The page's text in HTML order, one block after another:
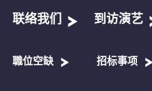
联络我们 到访演艺
職位空缺 招标事项